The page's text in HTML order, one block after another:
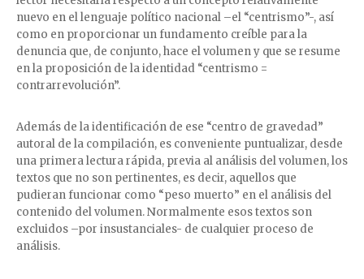
nuevo en el lenguaje político nacional –el “centrismo”-, así
como en proporcionar un fundamento creíble para la
denuncia que, de conjunto, hace el volumen y que se resume
en la proposición de la identidad “centrismo =
contrarrevolución”.
Además de la identificación de ese “centro de gravedad”
autoral de la compilación, es conveniente puntualizar, desde
una primera lectura rápida, previa al análisis del volumen, los
textos que no son pertinentes, es decir, aquellos que
pudieran funcionar como “peso muerto” en el análisis del
contenido del volumen. Normalmente esos textos son
excluidos –por insustanciales- de cualquier proceso de
análisis.